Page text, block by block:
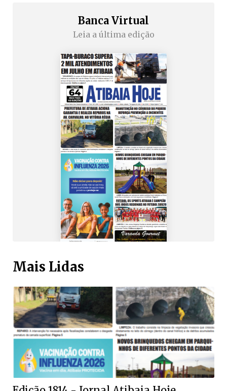
Banca Virtual
Leia a última edição
Mais Lidas